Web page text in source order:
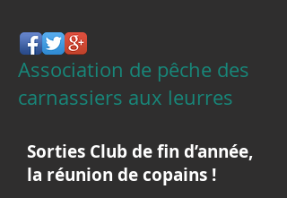
Association de pêche des
carnassiers aux leurres
Sorties Club de fin d’année,
la réunion de copains !